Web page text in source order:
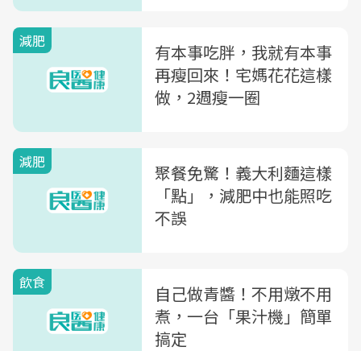
減肥
有本事吃胖，我就有本事
再瘦回來！宅媽花花這樣
做，2週瘦一圈
減肥
聚餐免驚！義大利麵這樣
「點」，減肥中也能照吃
不誤
飲食
自己做青醬！不用燉不用
煮，一台「果汁機」簡單
搞定